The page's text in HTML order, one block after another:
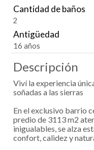
Cantidad de baños
2
Antigüedad
16 años
Descripción
Viví la experiencia
soñadas a las sierras
En el exclusivo barrio
predio de 3113 m2
inigualables, se alza
confort, calidez y